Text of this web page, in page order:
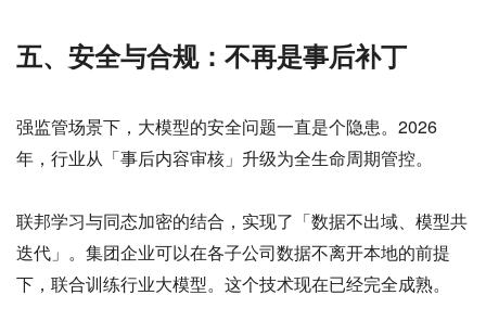
五、安全与合规：不再是事后补丁
强监管场景下，大模型的安全问题一直是个隐患。2026
年，行业从「事后内容审核」升级为全生命周期管控。
联邦学习与同态加密的结合，实现了「数据不出域、模型共
迭代」。集团企业可以在各子公司数据不离开本地的前提
下，联合训练行业大模型。这个技术现在已经完全成熟。